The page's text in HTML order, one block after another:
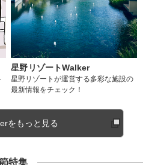
星野リゾートWalker
星野リゾートが運営する多彩な施設の
最新情報をチェック！
をもっと見る
特集